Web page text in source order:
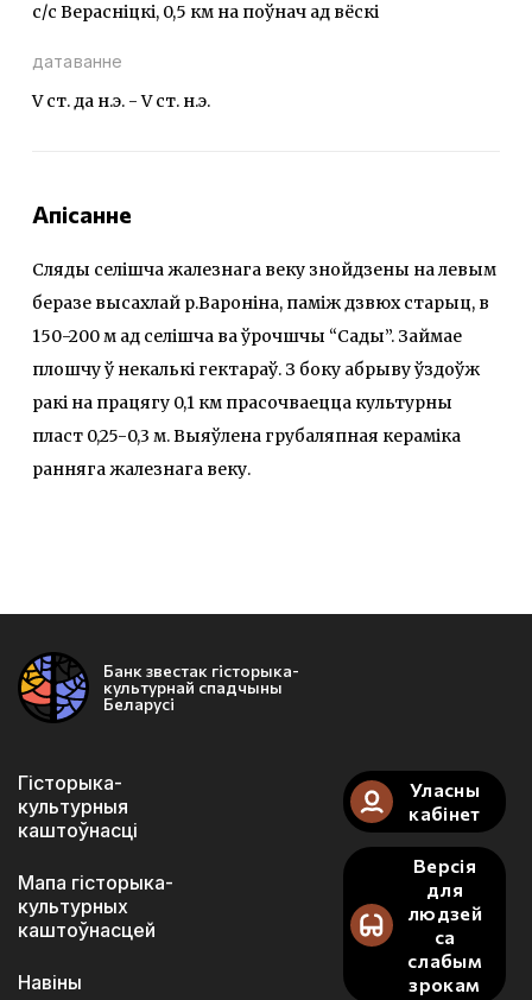
с/с Верасніцкі, 0,5 км на поўнач ад вёскі
датаванне
V ст. да н.э. - V ст. н.э.
Апісанне
Сляды селішча жалезнага веку знойдзены на левым
беразе высахлай р.Вароніна, паміж дзвюх старыц, в
150-200 м ад селішча ва ўрочшчы “Сады”. Займае
плошчу ў некалькі гектараў. З боку абрыву ўздоўж
ракі на працягу 0,1 км прасочваецца культурны
пласт 0,25-0,3 м. Выяўлена грубаляпная кераміка
ранняга жалезнага веку.
Банк звестак гісторыка-
культурнай спадчыны
Беларусі
Гісторыка-
культурныя
каштоўнасці
Мапа гісторыка-
культурных
каштоўнасцей
Навіны
Уласны
кабінет
Версія
для
людзей
са
слабым
зрокам